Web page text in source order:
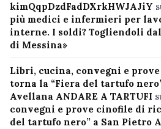
kimQqpDzdFadDXrkHWJAJiY
più medici e infermieri per
interne. I soldi? Togliendoli
di Messina»
Libri, cucina, convegni e
torna la “Fiera del tartufo
Avellana ANDARE A TARTUFI
convegni e prove cinofile di
del tartufo nero” a San Pietro